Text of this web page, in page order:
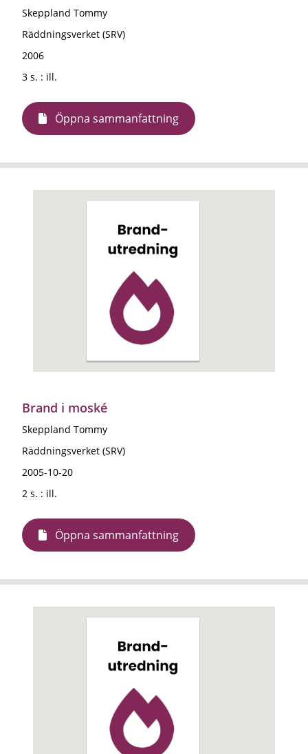
Skeppland Tommy
Räddningsverket (SRV)
2006
3 s. : ill.
Öppna sammanfattning
Brand i moské
Skeppland Tommy
Räddningsverket (SRV)
2005-10-20
2 s. : ill.
Öppna sammanfattning